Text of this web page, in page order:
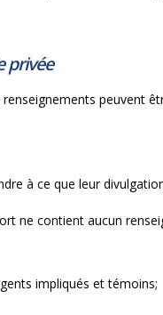
privée
peuvent
à ce que leur
ne contient aucun
impliqués et témoins;